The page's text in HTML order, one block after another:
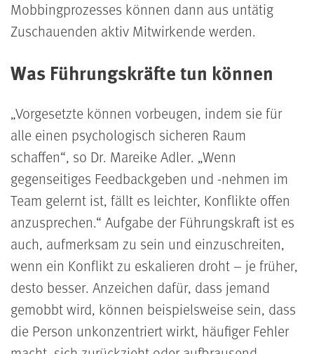
Mobbingprozesses können dann aus untätig
Zuschauenden aktiv Mitwirkende werden.
Was Führungskräfte tun können
Vorgesetzte können vorbeugen, indem sie für
alle einen psychologisch sicheren Raum
schaffen , so Dr. Mareike Adler. Wenn
gegenseitiges Feedbackgeben und -nehmen im
Team gelernt ist, fällt es leichter, Konflikte offen
anzusprechen. Aufgabe der Führungskraft ist es
auch, aufmerksam zu sein und einzuschreiten,
wenn ein Konflikt zu eskalieren droht – je früher,
desto besser. Anzeichen dafür, dass jemand
gemobbt wird, können beispielsweise sein, dass
die Person unkonzentriert wirkt, häufiger Fehler